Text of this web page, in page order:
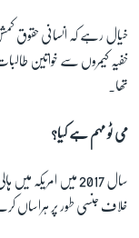
خیال رہے کہ انسانی حقوق
خفیہ کیمروں سے خواتین
تھا۔
می ٹو مہم ہے کیا؟
سال 2017 میں
خلاف جنسی طور پر ہراساں کرنے